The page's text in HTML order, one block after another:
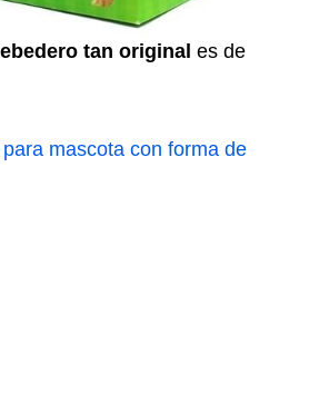
tan original es de
mascota con forma de